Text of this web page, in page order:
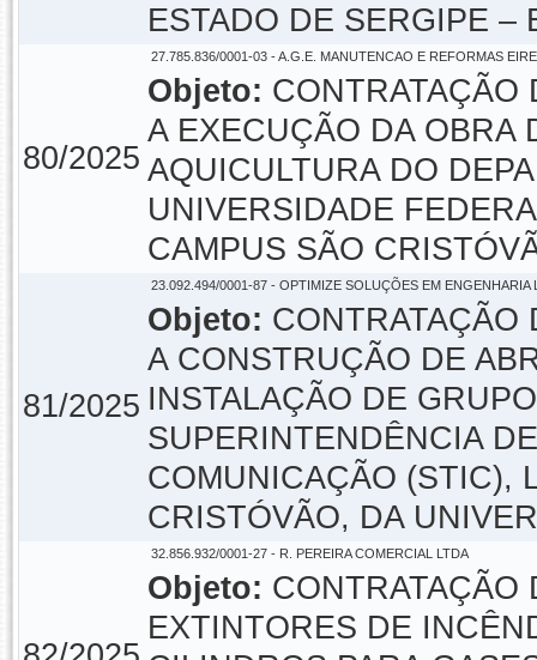
ESTADO DE SERGIPE –
80/2025
27.785.836/0001-03 - A.G.E. MANUTENCAO E REFORMAS
Objeto: CONTRATAÇÃO
A EXECUÇÃO DA OBRA
AQUICULTURA DO
UNIVERSIDADE
CAMPUS SÃO
81/2025
23.092.494/0001-87 - OPTIMIZE SOLUÇÕES EM ENGENHARIA
Objeto: CONTRATAÇÃO
A CONSTRUÇÃO DE
INSTALAÇÃO DE
SUPERINTENDÊNCIA
COMUNICAÇÃO (STIC),
CRISTÓVÃO, DA
32.856.932/0001-27 - R. PEREIRA COMERCIAL LTDA
Objeto: CONTRATAÇÃO
EXTINTORES DE